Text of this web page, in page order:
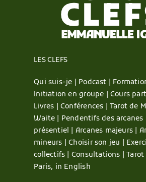
LES CLEFS
Qui suis-je | Podcast |
Initiation en groupe |Cours
Livres |Conférences |Tarot de
Waite | Pendentifs des
présentiel | Arcanes majeurs |
mineurs |Choisir son jeu |
collectifs | Consultations |
Paris, in English